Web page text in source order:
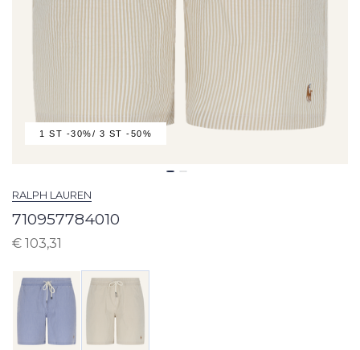
1 ST -30%/ 3 ST -50%
RALPH LAUREN
710957784010
€ 103,31